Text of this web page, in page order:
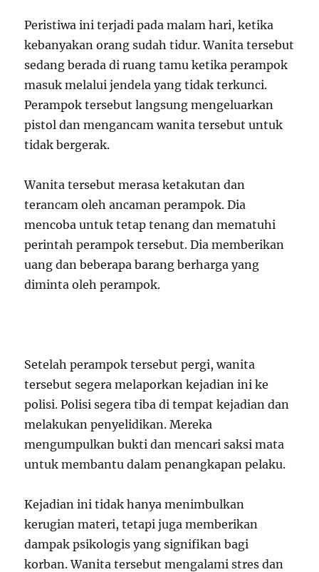
Peristiwa ini terjadi pada malam hari, ketika
kebanyakan orang sudah tidur. Wanita tersebut
sedang berada di ruang tamu ketika perampok
masuk melalui jendela yang tidak terkunci.
Perampok tersebut langsung mengeluarkan
pistol dan mengancam wanita tersebut untuk
tidak bergerak.
Wanita tersebut merasa ketakutan dan
terancam oleh ancaman perampok. Dia
mencoba untuk tetap tenang dan mematuhi
perintah perampok tersebut. Dia memberikan
uang dan beberapa barang berharga yang
diminta oleh perampok.
Setelah perampok tersebut pergi, wanita
tersebut segera melaporkan kejadian ini ke
polisi. Polisi segera tiba di tempat kejadian dan
melakukan penyelidikan. Mereka
mengumpulkan bukti dan mencari saksi mata
untuk membantu dalam penangkapan pelaku.
Kejadian ini tidak hanya menimbulkan
kerugian materi, tetapi juga memberikan
dampak psikologis yang signifikan bagi
korban. Wanita tersebut mengalami stres dan